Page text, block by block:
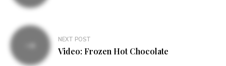
NEXT POST
Video: Frozen Hot Chocolate